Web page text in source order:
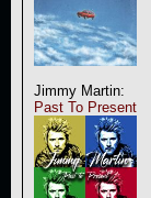
Jimmy Martin:
Past To Present